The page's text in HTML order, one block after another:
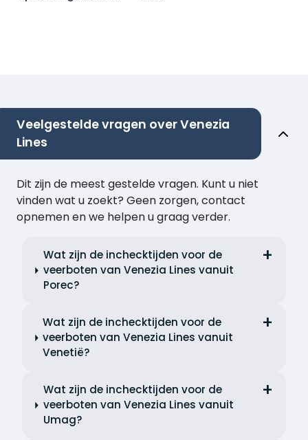
Veelgestelde vragen over Venezia
Lines
Dit zijn de meest gestelde vragen. Kunt u niet
vinden wat u zoekt? Geen zorgen, contact
opnemen en we helpen u graag verder.
Wat zijn de inchecktijden voor de
veerboten van Venezia Lines vanuit
Porec?
Wat zijn de inchecktijden voor de
veerboten van Venezia Lines vanuit
Venetië?
Wat zijn de inchecktijden voor de
veerboten van Venezia Lines vanuit
Umag?